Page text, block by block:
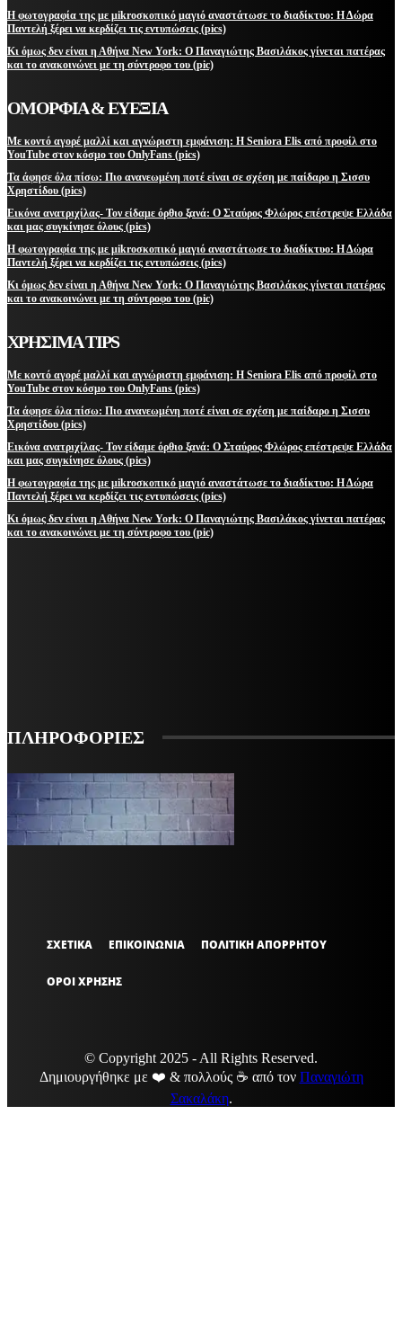
Η φωτογραφία της με μikroσκοπικό μαγιό αναστάτωσε το διαδίκτυο: Η Δώρα
Παντελή ξέρει να κερδίζει τις εντυπώσεις (pics)
Κι όμως δεν είναι η Αθήνα New York: Ο Παναγιώτης Βασιλάκος γίνεται πατέρας
και το ανακοινώνει με τη σύντροφο του (pic)
ΟΜΟΡΦΙΑ & ΕΥΕΞΙΑ
Με κοντό αγορέ μαλλί και αγνώριστη εμφάνιση: Η Seniora Elis από προφίλ στο
YouTube στον κόσμο του OnlyFans (pics)
Τα άφησε όλα πίσω: Πιο ανανεωμένη ποτέ είναι σε σχέση με παίδαρο η Σισσυ
Χρηστίδου (pics)
Εικόνα ανατριχίλας- Τον είδαμε όρθιο ξανά: Ο Σταύρος Φλώρος επέστρεψε Ελλάδα
και μας συγκίνησε όλους (pics)
Η φωτογραφία της με μikroσκοπικό μαγιό αναστάτωσε το διαδίκτυο: Η Δώρα
Παντελή ξέρει να κερδίζει τις εντυπώσεις (pics)
Κι όμως δεν είναι η Αθήνα New York: Ο Παναγιώτης Βασιλάκος γίνεται πατέρας
και το ανακοινώνει με τη σύντροφο του (pic)
ΧΡΗΣΙΜΑ TIPS
Με κοντό αγορέ μαλλί και αγνώριστη εμφάνιση: Η Seniora Elis από προφίλ στο
YouTube στον κόσμο του OnlyFans (pics)
Τα άφησε όλα πίσω: Πιο ανανεωμένη ποτέ είναι σε σχέση με παίδαρο η Σισσυ
Χρηστίδου (pics)
Εικόνα ανατριχίλας- Τον είδαμε όρθιο ξανά: Ο Σταύρος Φλώρος επέστρεψε Ελλάδα
και μας συγκίνησε όλους (pics)
Η φωτογραφία της με μikroσκοπικό μαγιό αναστάτωσε το διαδίκτυο: Η Δώρα
Παντελή ξέρει να κερδίζει τις εντυπώσεις (pics)
Κι όμως δεν είναι η Αθήνα New York: Ο Παναγιώτης Βασιλάκος γίνεται πατέρας
και το ανακοινώνει με τη σύντροφο του (pic)
ΠΛΗΡΟΦΟΡΙΕΣ
VARiEMAi
OFFICIAL
ΣΧΕΤΙΚΑ ΕΠΙΚΟΙΝΩΝΙΑ ΠΟΛΙΤΙΚΗ ΑΠΟΡΡΗΤΟΥ
ΟΡΟΙ ΧΡΗΣΗΣ
© Copyright 2025 - All Rights Reserved.
Δημιουργήθηκε με ❤️ & πολλούς ☕ από τον Παναγιώτη
Σακαλάκη.